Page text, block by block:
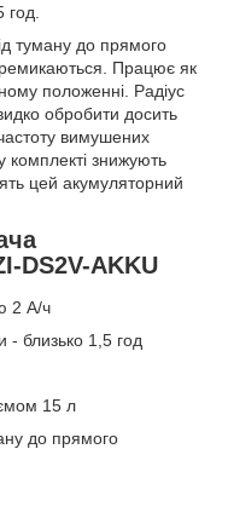
туману до прямого
Працює як
положенні. Радіус
обробити досить
вимушених
комплекті знижують
цей акумуляторний
DS2V-AKKU
2 А/ч
- близько 1,5 год
15 л
до прямого